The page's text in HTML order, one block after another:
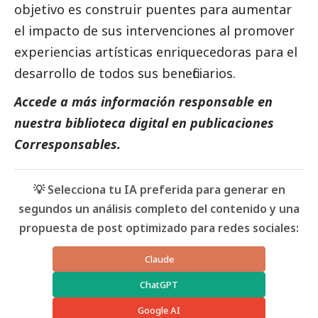
objetivo es construir puentes para aumentar
el impacto de sus intervenciones al promover
experiencias artísticas enriquecedoras para el
desarrollo de todos sus beneficiarios.
Accede a más información responsable en
nuestra biblioteca digital en publicaciones
Corresponsables.
💡 Selecciona tu IA preferida para generar en
segundos un análisis completo del contenido y una
propuesta de post optimizado para redes sociales:
Claude
ChatGPT
Google AI